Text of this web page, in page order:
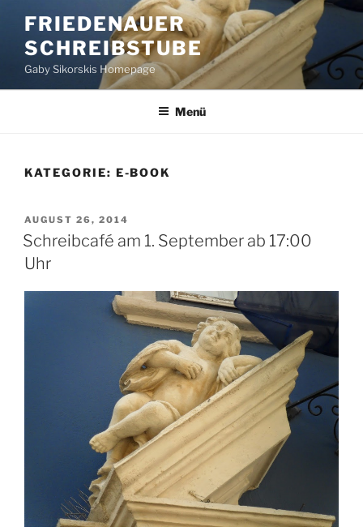
Inhalt
springen
FRIEDENAUER
SCHREIBSTUBE
Gaby Sikorskis Homepage
Menü
KATEGORIE: E-BOOK
VERÖFFENTLICHT
AM
AUGUST 26, 2014
Schreibcafé am 1. September ab 17:00
Uhr